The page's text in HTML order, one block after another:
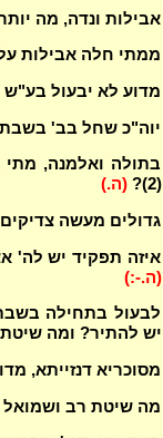
אבילות ונדה, מה
ממתי חלה אבילות
מדוע לא יבעול
יוה"כ שחל בב' בשבת,
בתולה ואלמנה, מתי
(2)?
(ה.)
גדולים מעשה
איזה תפקיד יש לה'
(ה.-:)
לבעול בתחילה
יש להתיר? ומה שיטת
מסוכריא דנזייתא,
מה שיטת רב ושמואל